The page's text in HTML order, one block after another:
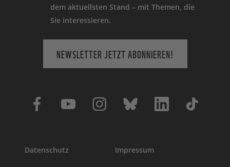
dem aktuellsten Stand – mit Themen, die
Sie interessieren.
NEWSLETTER JETZT ABONNIEREN!
Datenschutz Impressum